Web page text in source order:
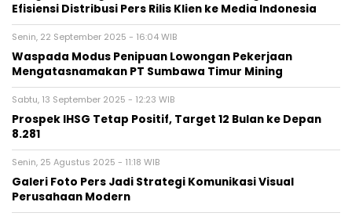
Efisiensi Distribusi Pers Rilis Klien ke Media Indonesia
Senin, 22 September 2025 - 16:04 WIB
Waspada Modus Penipuan Lowongan Pekerjaan
Mengatasnamakan PT Sumbawa Timur Mining
Sabtu, 13 September 2025 - 12:23 WIB
Prospek IHSG Tetap Positif, Target 12 Bulan ke Depan
8.281
Senin, 25 Agustus 2025 - 11:18 WIB
Galeri Foto Pers Jadi Strategi Komunikasi Visual
Perusahaan Modern